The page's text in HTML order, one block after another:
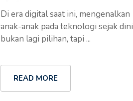
Di era digital saat ini, mengenalkan
anak-anak pada teknologi sejak dini
bukan lagi pilihan, tapi ...
READ MORE